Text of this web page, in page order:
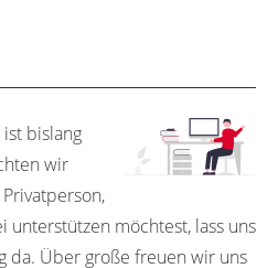
bislang
wir
unterstützen möchtest, lass uns
da. Über große freuen wir uns